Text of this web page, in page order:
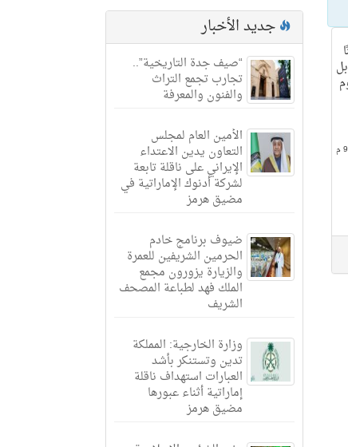
جديد الأخبار
“صيف جدة التاريخية”..
تجارب تجمع التراث
والفنون والمعرفة
الأمين العام لمجلس
التعاون يدين الاعتداء
الإيراني على ناقلة تابعة
لشركة أدنوك الإماراتية في
مضيق هرمز
ضيوف برنامج خادم
الحرمين الشريفين للعمرة
والزيارة يزورون مجمع
الملك فهد لطباعة المصحف
الشريف
وزارة الخارجية: المملكة
تدين وتستنكر بأشد
العبارات استهداف ناقلة
إماراتية أثناء عبورها
مضيق هرمز